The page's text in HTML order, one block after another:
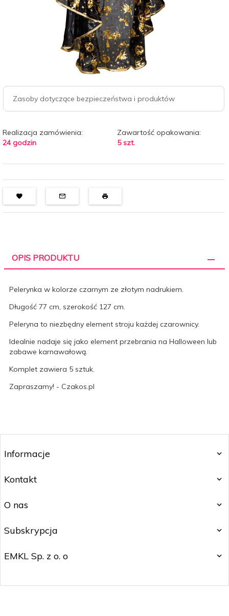
Zasoby dotyczące bezpieczeństwa i produktów
Realizacja zamówienia:
24 godzin
Zawartość opakowania:
5 szt.
OPIS PRODUKTU
Pelerynka w kolorze czarnym ze złotym nadrukiem.
Długość 77 cm, szerokość 127 cm.
Peleryna to niezbędny element stroju każdej czarownicy.
Idealnie nadaje się jako element przebrania na Halloween lub
zabawe karnawałową.
Komplet zawiera 5 sztuk.
Zapraszamy! - Czakos.pl
Informacje
Kontakt
O nas
Subskrypcja
EMKL Sp. z o. o